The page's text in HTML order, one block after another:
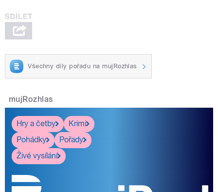
Všechny díly pořadu na mujRozhlas
mujRozhlas
Hry a četby
Krimi
Pohádky
Pořady
Živé vysílání